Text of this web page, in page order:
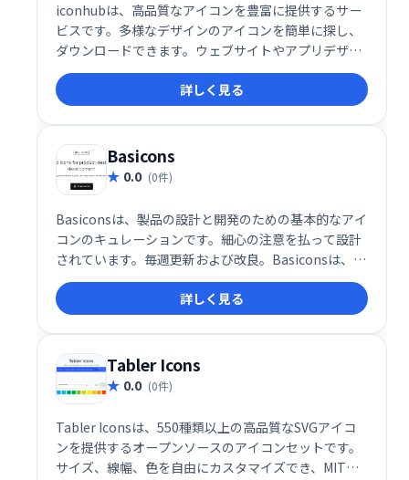
iconhubは、高品質なアイコンを豊富に提供するサー
ビスです。多様なデザインのアイコンを簡単に探し、
ダウンロードできます。ウェブサイトやアプリデザイ
ンを魅力的にするのに最適です。
詳しく見る
Basicons
0.0 (0件)
Basiconsは、製品の設計と開発のための基本的なアイ
コンのキュレーションです。細心の注意を払って設計
されています。毎週更新および改良。Basiconsは、
24x24グリッドで設計されており、ストロークはその
ままで高度なカスタマイズが可能です。
詳しく見る
Tabler Icons
0.0 (0件)
Tabler Iconsは、550種類以上の高品質なSVGアイコ
ンを提供するオープンソースのアイコンセットです。
サイズ、線幅、色を自由にカスタマイズでき、MITラ